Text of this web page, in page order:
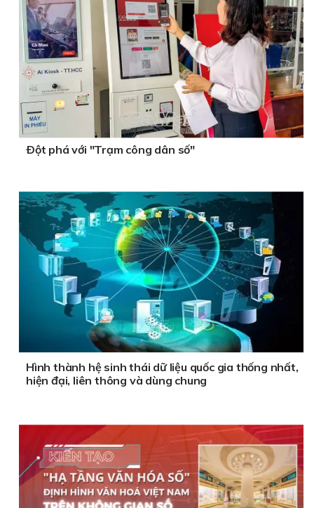
Ðột phá với "Trạm công dân số"
Hình thành hệ sinh thái dữ liệu quốc gia thống nhất,
hiện đại, liên thông và dùng chung